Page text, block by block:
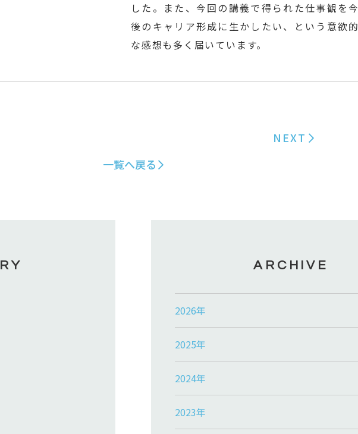
した。また、今回の講義で得られた仕事観を今
後のキャリア形成に生かしたい、という意欲的
な感想も多く届いています。
NEXT
一覧へ戻る
ARCHIVE
2026年
2025年
2024年
2023年